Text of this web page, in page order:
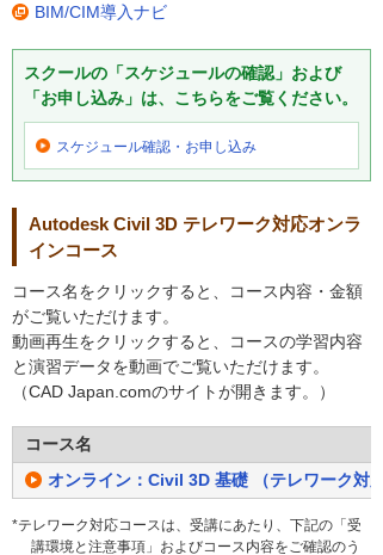
BIM/CIM導入ナビ
スクールの「スケジュールの確認」および
「お申し込み」は、こちらをご覧ください。
スケジュール確認・ お申し込み
Autodesk Civil 3D テレワーク対応オンラ
インコース
コース名をクリックすると、コース内容・金額
がご覧いただけます。
動画再生をクリックすると、コースの学習内容
と演習データを動画でご覧いただけます。
（CAD Japan.comのサイトが開きます。）
コース名
オンライン：Civil 3D 基礎 （テレワーク対応
*テレワーク対応コースは、受講にあたり、下記の「受
講環境と注意事項」およびコース内容をご確認のう